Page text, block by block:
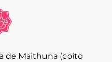
de Maithuna (coito